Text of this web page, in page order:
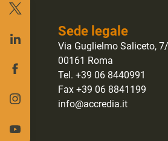
Sede legale
Via Guglielmo Saliceto,
00161 Roma
Tel. +39 06 8440991
Fax +39 06 8841199
info@accredia.it